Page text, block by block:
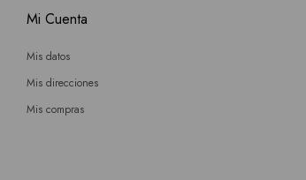
Mi Cuenta
Mis datos
Mis direcciones
Mis compras